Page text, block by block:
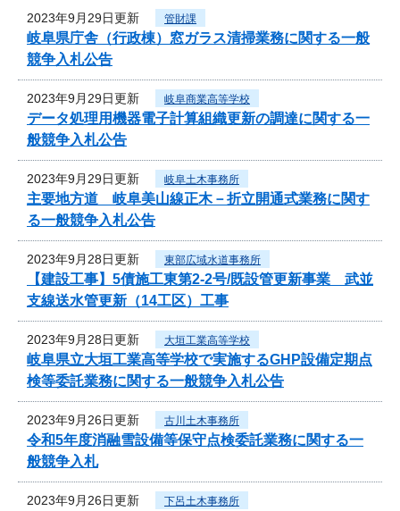
2023年9月29日更新 管財課
岐阜県庁舎（行政棟）窓ガラス清掃業務に関する一般
競争入札公告
2023年9月29日更新 岐阜商業高等学校
データ処理用機器電子計算組織更新の調達に関する一
般競争入札公告
2023年9月29日更新 岐阜土木事務所
主要地方道 岐阜美山線正木－折立開通式業務に関す
る一般競争入札公告
2023年9月28日更新 東部広域水道事務所
【建設工事】5債施工東第2-2号/既設管更新事業 武並
支線送水管更新（14工区）工事
2023年9月28日更新 大垣工業高等学校
岐阜県立大垣工業高等学校で実施するGHP設備定期点
検等委託業務に関する一般競争入札公告
2023年9月26日更新 古川土木事務所
令和5年度消融雪設備等保守点検委託業務に関する一
般競争入札
2023年9月26日更新 下呂土木事務所